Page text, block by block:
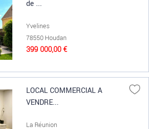
de ...
Yvelines
78550 Houdan
399 000,00 €
LOCAL COMMERCIAL A
VENDRE...
La Réunion